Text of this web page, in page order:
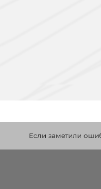
Если заметили